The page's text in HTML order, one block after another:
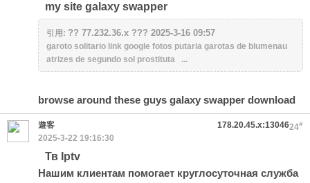
my site galaxy swapper
引用: ?? 77.232.36.x ??? 2025-3-16 09:57
garoto solitario link google fotos putaria garotas de blumenau
atrizes de segundo sol prostituta ...
browse around these guys galaxy swapper download
24#
遊客
178.20.45.x:13046
2025-3-22 19:16:30
Тв Iptv
Нашим клиентам помогает круглосуточная служба